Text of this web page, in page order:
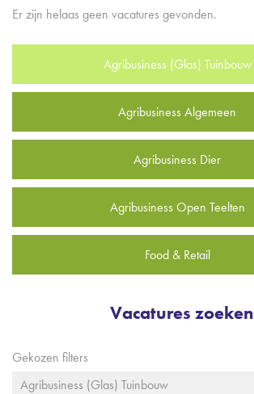
Er zijn helaas geen vacatures gevonden.
Agribusiness (Glas) Tuinbouw
Agribusiness Algemeen
Agribusiness Dier
Agribusiness Open Teelten
Food & Retail
Vacatures zoeken
Gekozen filters
Agribusiness (Glas) Tuinbouw